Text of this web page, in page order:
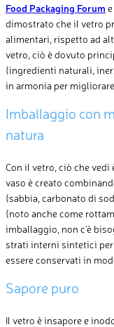
Food Packaging Forum e
dimostrato che il vetro
alimentari, rispetto ad
vetro, ciò è dovuto
(ingredienti naturali,
in armonia per
Imballaggio con
natura
Con il vetro, ciò che
vaso è creato
(sabbia, carbonato di
(noto anche come
imballaggio, non c’è
strati interni sintetici per
essere conservati in
Sapore puro
Il vetro è insapore e